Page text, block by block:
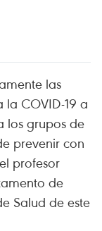
las
la COVID-19 a
los grupos de
prevenir con
profesor
de
Salud de este